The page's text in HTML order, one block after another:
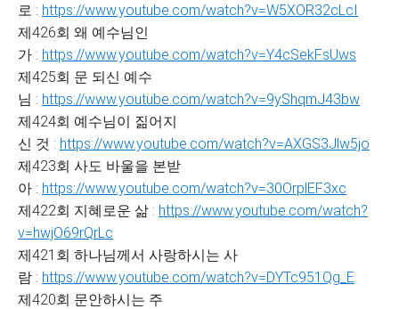
로 : https://www.youtube.com/watch?v=W5XOR32cLcI
제426회 왜 예수님인
가 : https://www.youtube.com/watch?v=Y4cSekFsUws
제425회 문 되신 예수
님 : https://www.youtube.com/watch?v=9yShqmJ43bw
제424회 예수님이 짊어지
신 것 : https://www.youtube.com/watch?v=AXGS3Jlw5jo
제423회 사도 바울을 본받
아 : https://www.youtube.com/watch?v=30OrplEF3xc
제422회 지혜로운 삶 : https://www.youtube.com/watch?
v=hwjO69rQrLc
제421회 하나님께서 사랑하시는 사
람 : https://www.youtube.com/watch?v=DYTc951Qg_E
제420회 문안하시는 주